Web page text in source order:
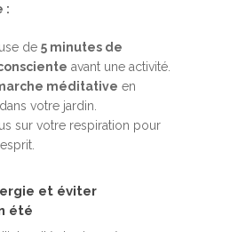
:
de 5 minutes de
avant une activité.
méditative en
votre jardin.
sur votre respiration pour
et éviter
été